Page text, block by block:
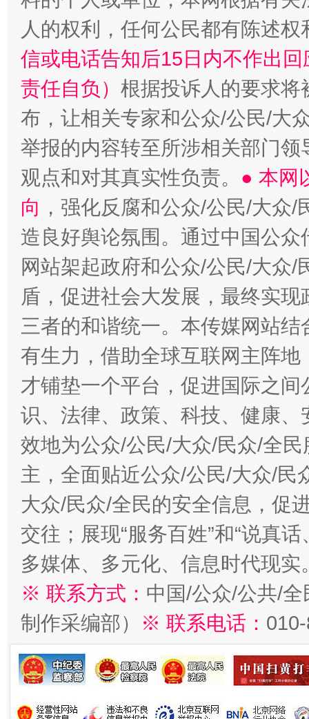
人的权利，任何公民都有陈述
信或电话告知后15日内不作出
责任自负） 根据投诉人的要求将
布，让相关专家和公众/公民/大
举报的内容转至所涉相关部门
观点和对其真实性负责。 ● 本网
向 ，强化反腐和公众/公民/大众
造良好舆论氛围。通过中国公
网站架起政府和公众/公民/大众
盾，促进社会大发展，最终实
三者的和谐统一。本传媒网站
有生力，借助全球互联网主阵
才铺垫一个平台，促进国际之
识、法律、政策、科技、健康
效地为公众/公民/大众/民众/全
主，全面贴近公众/公民/大众/民
大众/民众/全民的安全信息，促
交往；展现“服务百姓”和“说真
多媒体、多元化、信息时代现实
※ 联系方式： 中国/公众/公共/
制作采编部）
※ 联系电话：